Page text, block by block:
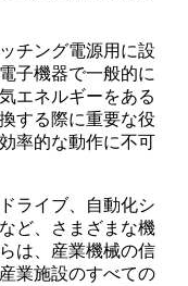
チング電源用に設
子機器で一般的に
エネルギーをある
する際に重要な役
率的な動作に不可
ライブ、自動化シ
ど、さまざまな機
は、産業機械の信
業施設のすべての